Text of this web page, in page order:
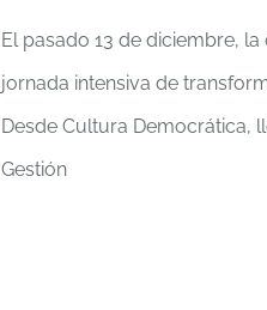
El pasado 13 de diciembre,
jornada intensiva de
Desde Cultura Democrática,
Gestión